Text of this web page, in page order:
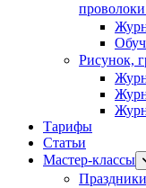
Рисунок,
Тарифы
Статьи
Мастер-классы
Праздники